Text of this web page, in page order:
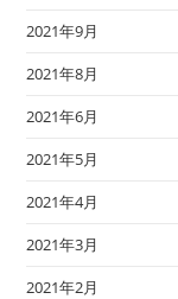
2021年9月
2021年8月
2021年6月
2021年5月
2021年4月
2021年3月
2021年2月